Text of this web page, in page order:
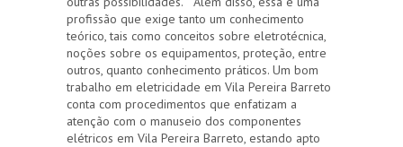
profissão que exige tanto um conhecimento
teórico, tais como conceitos sobre eletrotécnica,
noções sobre os equipamentos, proteção, entre
outros, quanto conhecimento práticos. Um bom
trabalho em eletricidade em Vila Pereira Barreto
conta com procedimentos que enfatizam a
atenção com o manuseio dos componentes
elétricos em Vila Pereira Barreto, estando apto